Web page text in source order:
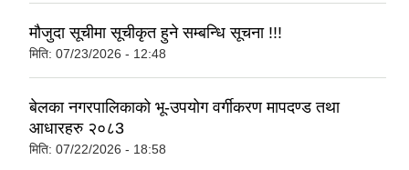
मौजुदा सूचीमा सूचीकृत हुने सम्बन्धि सूचना !!!
मिति: 07/23/2026 - 12:48
बेलका नगरपालिकाको भू-उपयोग वर्गीकरण मापदण्ड तथा
आधारहरु २०८3
मिति: 07/22/2026 - 18:58